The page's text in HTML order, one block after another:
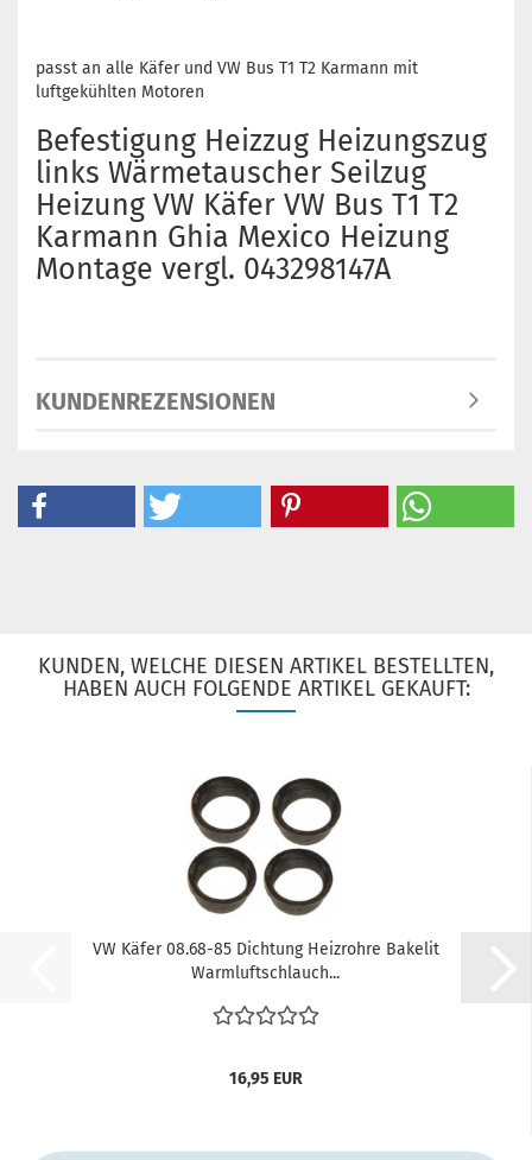
passt an alle Käfer und VW Bus T1 T2 Karmann mit
luftgekühlten Motoren
Befestigung Heizzug Heizungszug
links Wärmetauscher Seilzug
Heizung VW Käfer VW Bus T1 T2
Karmann Ghia Mexico Heizung
Montage vergl. 043298147A
KUNDENREZENSIONEN
KUNDEN, WELCHE DIESEN ARTIKEL BESTELLTEN,
HABEN AUCH FOLGENDE ARTIKEL GEKAUFT:
VW Käfer 08.68-85 Dichtung Heizrohre Bakelit
Warmluftschlauch...
16,95 EUR